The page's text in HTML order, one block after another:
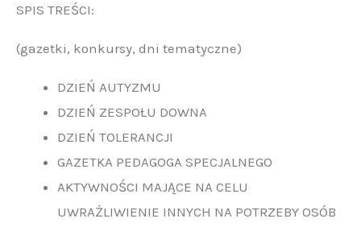
SPIS TREŚCI:
(gazetki, konkursy, dni tematyczne)
DZIEŃ AUTYZMU
DZIEŃ ZESPOŁU DOWNA
DZIEŃ TOLERANCJI
GAZETKA PEDAGOGA SPECJALNEGO
AKTYWNOŚCI MAJĄCE NA CELU
UWRAŻLIWIENIE INNYCH NA POTRZEBY OSÓB